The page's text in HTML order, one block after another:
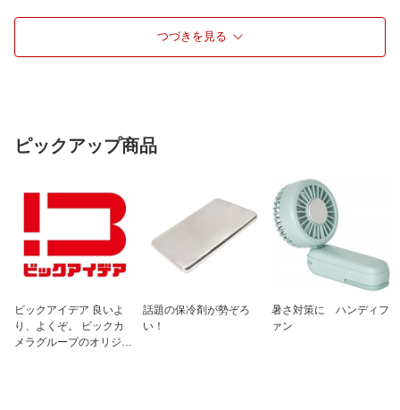
め、磁気記憶型カードの収納、通帳類と
の接触は非推奨
つづきを見る
ピックアップ商品
ビックアイデア 良いよ
り、よくぞ。 ビックカ
メラグループのオリジナ
話題の保冷剤が勢ぞろ
い！
暑さ対策に ハンディフ
ァン